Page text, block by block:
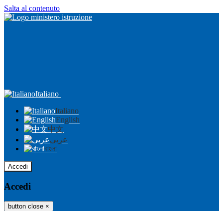
Salta al contenuto
Italiano
Italiano
English
中文
عربى
বাংলা
Accedi
Accedi
button close ×